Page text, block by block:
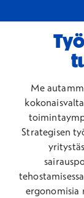
Me
Strategisen
ergonomisia